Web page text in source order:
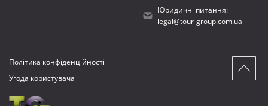
Юридичні питання:
legal@tour-group.com.ua
Політика конфіденційності
Угода користувача